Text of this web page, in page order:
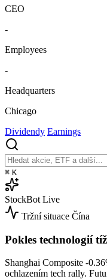
CEO
-
Employees
-
Headquarters
Chicago
Dividendy Earnings
⌘ K
StockBot Live
Tržní situace Čína
Pokles technologií
Shanghai Composite -
ochlazením tech rally.